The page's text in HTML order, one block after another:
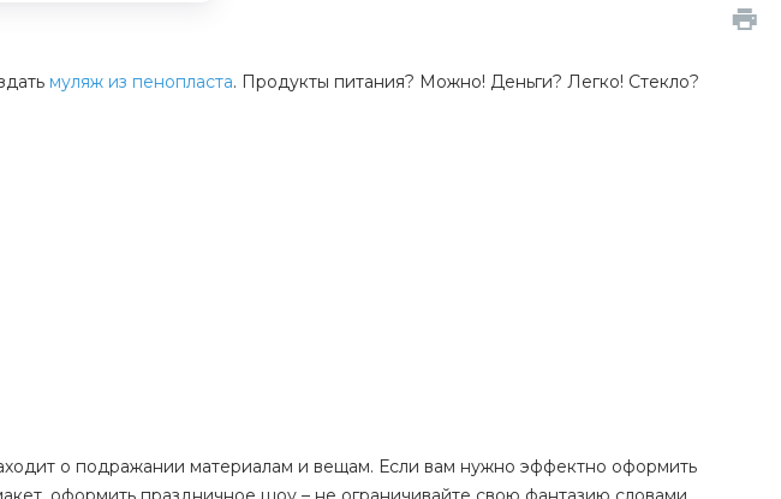
муляж из пенопласта. Продукты питания? Можно! Деньги? Легко! Стекло?
о подражании материалам и вещам. Если вам нужно эффектно оформить